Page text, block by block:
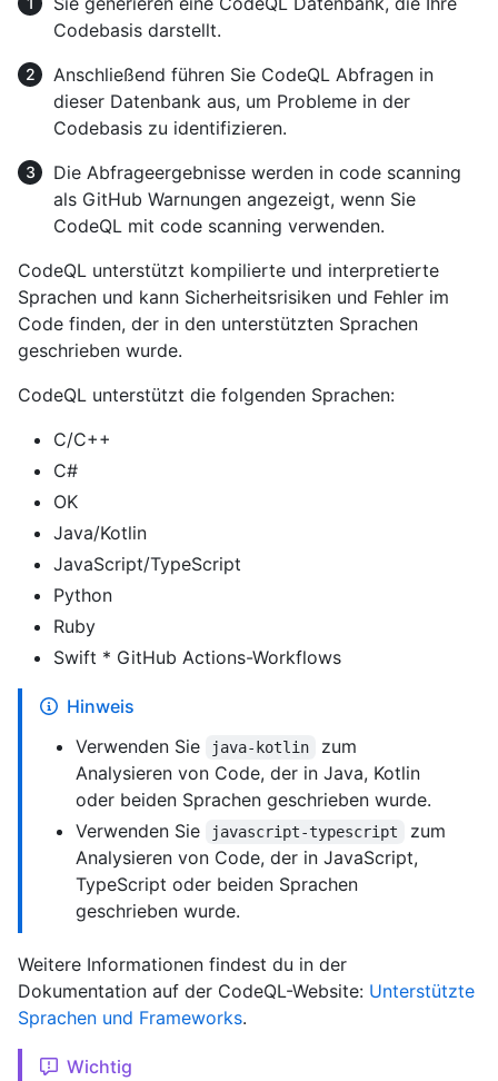
Codebasis darstellt.
Anschließend führen Sie CodeQL Abfragen in
dieser Datenbank aus, um Probleme in der
Codebasis zu identifizieren.
Die Abfrageergebnisse werden in code scanning
als GitHub Warnungen angezeigt, wenn Sie
CodeQL mit code scanning verwenden.
CodeQL unterstützt kompilierte und interpretierte
Sprachen und kann Sicherheitsrisiken und Fehler im
Code finden, der in den unterstützten Sprachen
geschrieben wurde.
CodeQL unterstützt die folgenden Sprachen:
C/C++
C#
OK
Java/Kotlin
JavaScript/TypeScript
Python
Ruby
Swift * GitHub Actions-Workflows
Hinweis
Verwenden Sie
java-kotlin
zum
Analysieren von Code, der in Java, Kotlin
oder beiden Sprachen geschrieben wurde.
Verwenden Sie
javascript-typescript
zum
Analysieren von Code, der in JavaScript,
TypeScript oder beiden Sprachen
geschrieben wurde.
Weitere Informationen findest du in der
Dokumentation auf der CodeQL-Website: Unterstützte
Sprachen und Frameworks.
Wichtig